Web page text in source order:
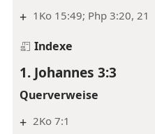
+ 1Ko 15:49; Php 3:20, 21
Indexe
1. Johannes 3:3
Querverweise
+ 2Ko 7:1